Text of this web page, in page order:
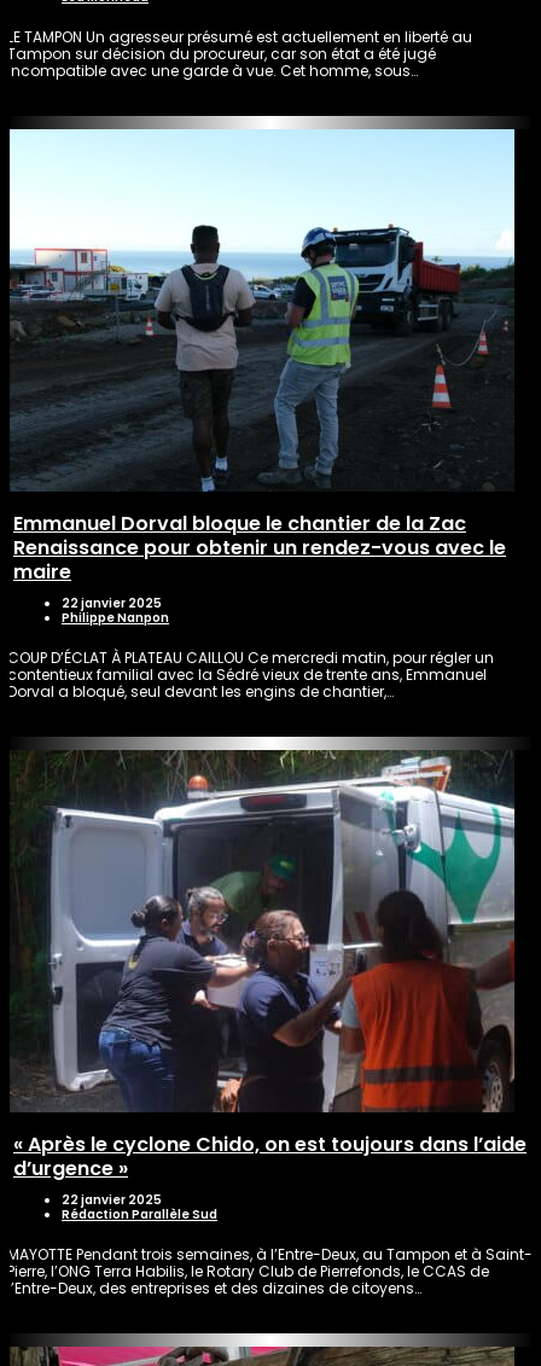
LE TAMPON Un agresseur présumé est actuellement en liberté au
Tampon sur décision du procureur, car son état a été jugé
incompatible avec une garde à vue. Cet homme, sous…
Emmanuel Dorval bloque le chantier de la Zac
Renaissance pour obtenir un rendez-vous avec le
maire
22 janvier 2025
Philippe Nanpon
COUP D’ÉCLAT À PLATEAU CAILLOU Ce mercredi matin, pour régler un
contentieux familial avec la Sédré vieux de trente ans, Emmanuel
Dorval a bloqué, seul devant les engins de chantier,…
« Après le cyclone Chido, on est toujours dans l’aide
d’urgence »
22 janvier 2025
Rédaction Parallèle Sud
MAYOTTE Pendant trois semaines, à l’Entre-Deux, au Tampon et à Saint-
Pierre, l’ONG Terra Habilis, le Rotary Club de Pierrefonds, le CCAS de
l’Entre-Deux, des entreprises et des dizaines de citoyens…